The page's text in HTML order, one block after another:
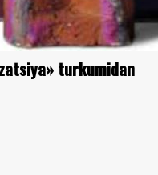
turkumidan